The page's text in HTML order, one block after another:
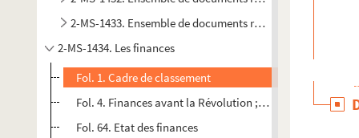
2-MS-1433. Ensemble de documents relatifs aux sujets
2-MS-1434. Les finances
Fol. 1. Cadre de classement
Fol. 4. Finances avant la Révolution ; Bailly: "Histoire
Fol. 64. Etat des finances